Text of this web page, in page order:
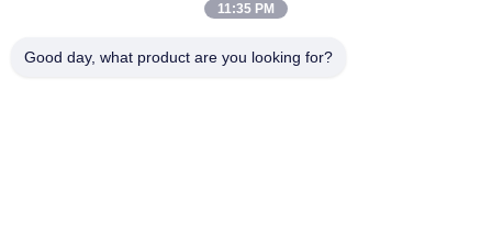
11:35 PM
Good day, what product are you looking for?